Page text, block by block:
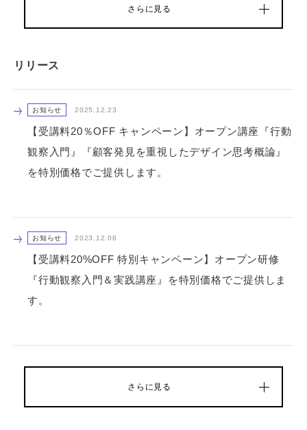
さらに見る
リリース
お知らせ 2025.12.23
【受講料20％OFF キャンペーン】オープン講座『行動
観察入門』『顧客発見を重視したデザイン思考概論』
を特別価格でご提供します。
お知らせ 2023.12.08
【受講料20%OFF 特別キャンペーン】オープン研修
『行動観察入門＆実践講座』を特別価格でご提供しま
す。
さらに見る